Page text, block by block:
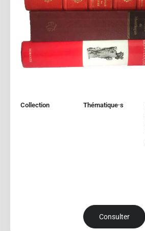
Collection Thématique·s
Consulter